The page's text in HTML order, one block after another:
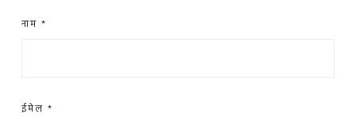
नाम *
ईमेल *